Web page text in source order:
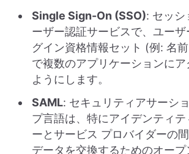
Single Sign-On (SSO): セッシ
ーザー認証サービスで、ユーザ
グイン資格情報セット (例: 名
で複数のアプリケーションにア
ようにします。
SAML: セキュリティアサーシ
プ言語は、特にアイデンティ
ーとサービス プロバイダーの
データを交換するためのオー